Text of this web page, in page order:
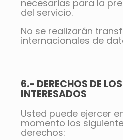
necesarias para la
del servicio.
No se realizarán
internacionales de
6.- DERECHOS DE LOS
INTERESADOS
Usted puede ejercer
momento los
derechos: